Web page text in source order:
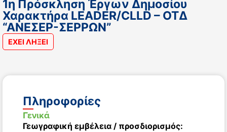
1η Πρόσκληση Έργων Δημοσίου
Χαρακτήρα LEADER/CLLD – ΟΤΔ
“ΑΝΕΣΕΡ-ΣΕΡΡΩΝ”
ΕΧΕΙ ΛΗΞΕΙ
Πληροφορίες
Γενικά
Γεωγραφική εμβέλεια / προσδιορισμός: